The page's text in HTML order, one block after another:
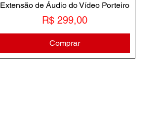
Extensão de Áudio do Vídeo Porteiro
Preço
R$ 299,00
Comprar